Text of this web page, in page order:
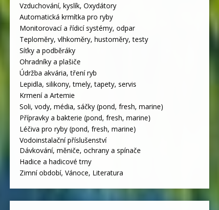
Vzduchování, kyslík, Oxydátory
Automatická krmítka pro ryby
Monitorovací a řídicí systémy, odpar
Teploměry, vlhkoměry, hustoměry, testy
Síťky a podběráky
Ohradníky a plašiče
Údržba akvária, tření ryb
Lepidla, silikony, tmely, tapety, servis
Krmení a Artemie
Soli, vody, média, sáčky (pond, fresh, marine)
Přípravky a bakterie (pond, fresh, marine)
Léčiva pro ryby (pond, fresh, marine)
Vodoinstalační příslušenství
Dávkování, měniče, ochrany a spínače
Hadice a hadicové trny
Zimní období, Vánoce, Literatura